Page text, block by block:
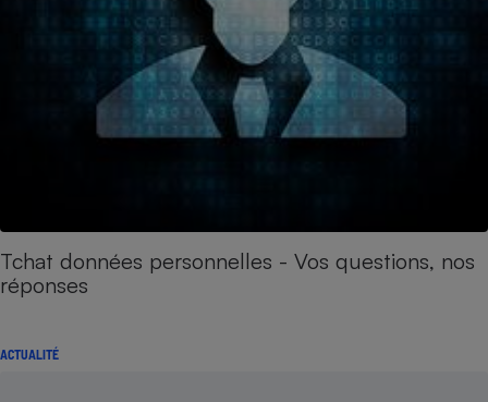
Tchat données personnelles - Vos questions, nos
réponses
ACTUALITÉ